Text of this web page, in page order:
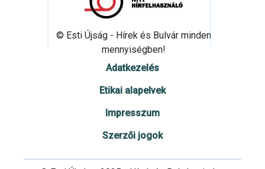
© Esti Újság - Hírek és Bulvár minden
mennyiségben!
Adatkezelés
Etikai alapelvek
Impresszum
Szerzői jogok